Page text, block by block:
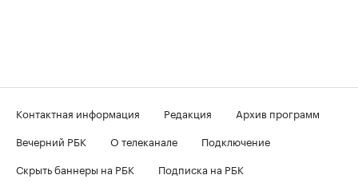
Контактная информация Редакция
Архив программ
Вечерний РБК
О телеканале
Подключение
Скрыть баннеры на РБК
Подписка на РБК